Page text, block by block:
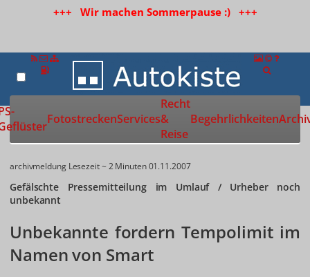
+++ Wir machen Sommerpause :) +++
Zur Startseite
FotostreckenServices
Recht
&
Reise
Begehrlichkeiten
archivmeldung Lesezeit ~ 2 Minuten01.11.2007
Gefälschte Pressemitteilung im Umlauf / Urheber noch
unbekannt
Unbekannte fordern Tempolimit im
Namen von Smart